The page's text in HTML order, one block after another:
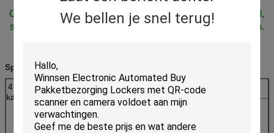
We bellen je snel terug!
Gesteund door wolkenserver, gemakkelijk om al inhoud,
steun, inhouds en gegevens rapportering te controleren.
Specificaties:
4 beveiligden
kasten
Last 4 cel telefoneert tegelijkertijd
Telefoneert aanbiedings diverse stoppen om al
slimme cel te laden in markt, met inbegrip van
iPhone, iPad, Samsung…